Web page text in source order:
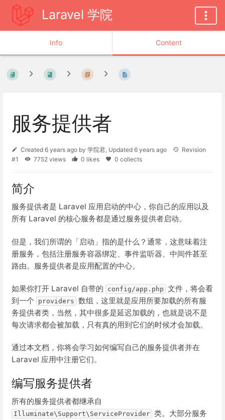
Laravel 学院
Info Content
服务提供者
Created 6 years ago by 学院君, Updated 6 years ago
Revision
#1
7752 views 0 likes 0 collects
简介
服务提供者是 Laravel 应用启动的中心，你自己的应用以及
所有 Laravel 的核心服务都是通过服务提供者启动。
但是，我们所谓的「启动」指的是什么？通常，这意味着注
册服务，包括注册服务容器绑定、事件监听器、中间件甚至
路由。服务提供者是应用配置的中心。
如果你打开 Laravel 自带的 config/app.php 文件，将会看
到一个
providers 数组，这里就是应用所要加载的所有服
务提供者类，当然，其中很多是延迟加载的，也就是说不是
每次请求都会被加载，只有真的用到它们的时候才会加载。
通过本文档，你将会学习如何编写自己的服务提供者并在
Laravel 应用中注册它们。
编写服务提供者
所有的服务提供者都继承自
Illuminate\Support\ServiceProvider 类。大部分服务